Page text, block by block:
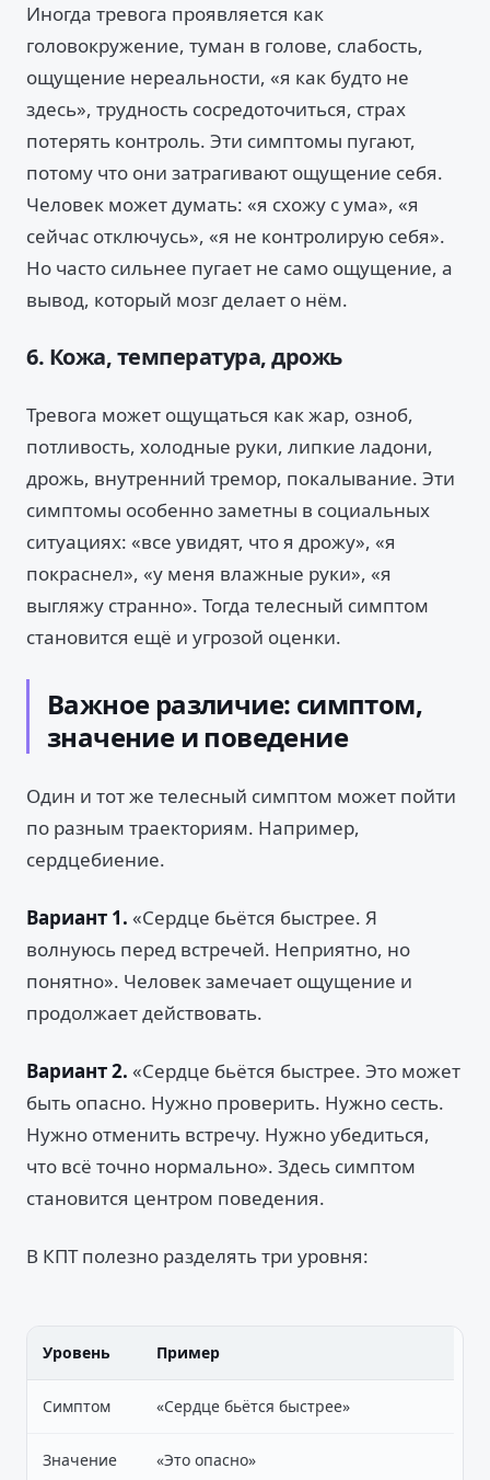
Иногда тревога проявляется как
головокружение, туман в голове, слабость,
ощущение нереальности, «я как будто не
здесь», трудность сосредоточиться, страх
потерять контроль. Эти симптомы пугают,
потому что они затрагивают ощущение себя.
Человек может думать: «я схожу с ума», «я
сейчас отключусь», «я не контролирую себя».
Но часто сильнее пугает не само ощущение, а
вывод, который мозг делает о нём.
6. Кожа, температура, дрожь
Тревога может ощущаться как жар, озноб,
потливость, холодные руки, липкие ладони,
дрожь, внутренний тремор, покалывание. Эти
симптомы особенно заметны в социальных
ситуациях: «все увидят, что я дрожу», «я
покраснел», «у меня влажные руки», «я
выгляжу странно». Тогда телесный симптом
становится ещё и угрозой оценки.
Важное различие: симптом,
значение и поведение
Один и тот же телесный симптом может пойти
по разным траекториям. Например,
сердцебиение.
Вариант 1. «Сердце бьётся быстрее. Я
волнуюсь перед встречей. Неприятно, но
понятно». Человек замечает ощущение и
продолжает действовать.
Вариант 2. «Сердце бьётся быстрее. Это может
быть опасно. Нужно проверить. Нужно сесть.
Нужно отменить встречу. Нужно убедиться,
что всё точно нормально». Здесь симптом
становится центром поведения.
В КПТ полезно разделять три уровня:
Уровень Пример
Симптом «Сердце бьётся быстрее»
Значение «Это опасно»